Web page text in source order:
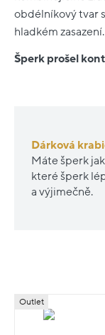
obdélníkový tvar
hladkém zasazení.
Šperk prošel
Dárková
Máte šperk
které šperk
a výjimečně.
Outlet